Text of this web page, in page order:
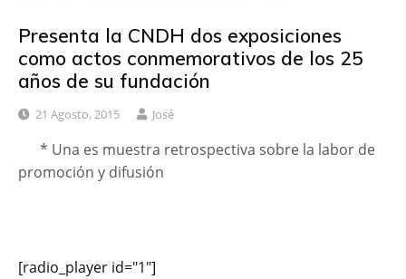
Presenta la CNDH dos exposiciones
como actos conmemorativos de los 25
años de su fundación
21 Agosto, 2015 José
* Una es muestra retrospectiva sobre la labor de
promoción y difusión
[radio_player id="1"]